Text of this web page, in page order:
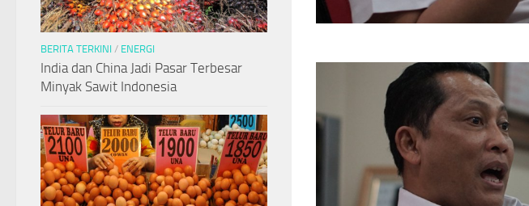
BERITA TERKINI / ENERGI
India dan China Jadi Pasar Terbesar
Minyak Sawit Indonesia